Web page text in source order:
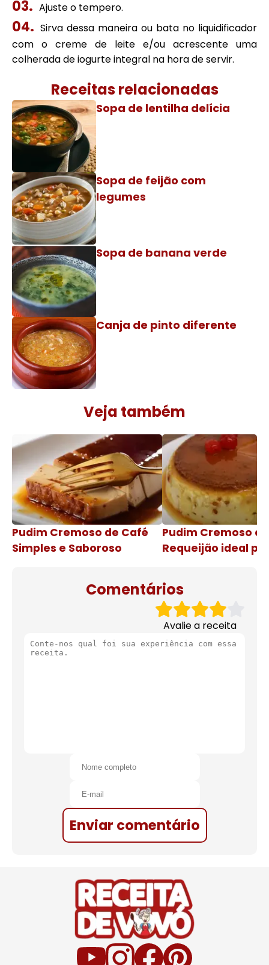
Ajuste o tempero.
Sirva dessa maneira ou bata no liquidificador
com o creme de leite e/ou acrescente uma
colherada de iogurte integral na hora de servir.
Receitas relacionadas
Sopa de lentilha delícia
Sopa de feijão com
legumes
Sopa de banana verde
Canja de pinto diferente
Veja também
Pudim Cremoso de Café
Simples e Saboroso
Pudim Cremoso
Requeijão ideal
Comentários
Avalie a receita
Enviar comentário